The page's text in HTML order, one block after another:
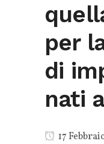
per
di
nati
17